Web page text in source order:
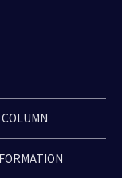
COLUMN